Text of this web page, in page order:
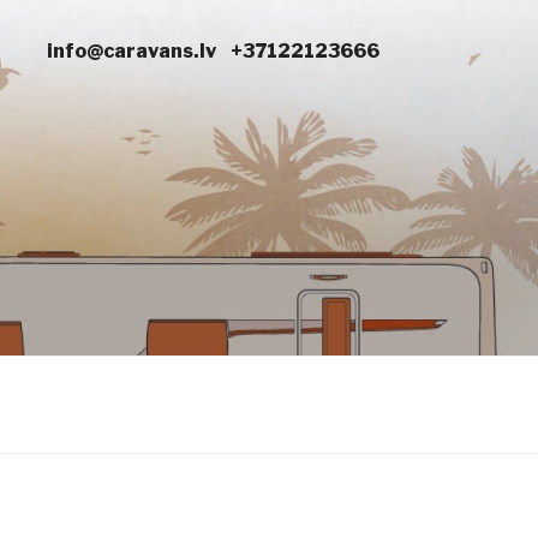
info@caravans.lv +37122123666